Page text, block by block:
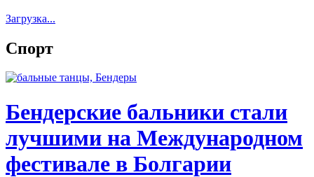
Загрузка...
Спорт
Бендерские бальники стали
лучшими на Международном
фестивале в Болгарии